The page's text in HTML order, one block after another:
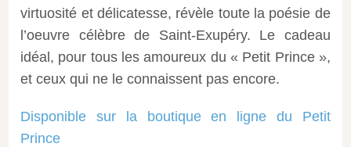
virtuosité et délicatesse, révèle toute la poésie de
l’oeuvre célèbre de Saint-Exupéry. Le cadeau
idéal, pour tous les amoureux du « Petit Prince »,
et ceux qui ne le connaissent pas encore.
Disponible sur la boutique en ligne du Petit
Prince